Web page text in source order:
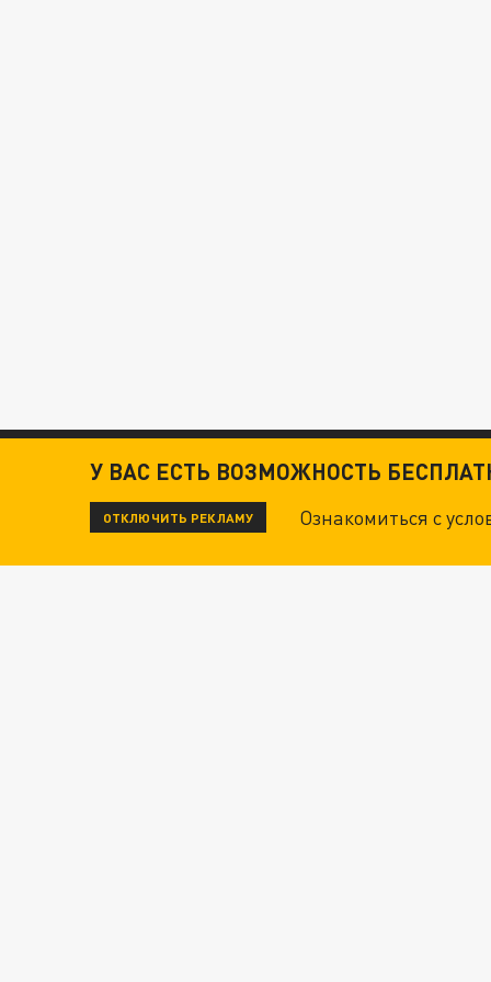
У ВАС ЕСТЬ ВОЗМОЖНОСТЬ
ОТКЛЮЧИТЬ РЕКЛАМУ Ознакомиться с